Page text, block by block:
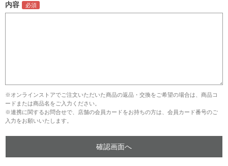
内容
※オンラインストアでご注文いただいた商品の返品・交換をご希望の場合は、商品コ
ードまたは商品名をご入力ください。
※連携に関するお問合せで、店舗の会員カードをお持ちの方は、会員カード番号のご
入力をお願いいたします。